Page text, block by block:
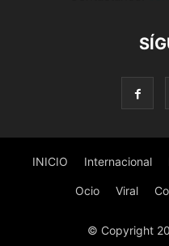
INICIO Internacional
Ocio Viral
© Copyright